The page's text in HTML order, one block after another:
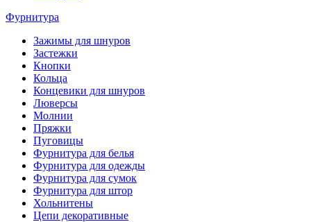
Фурнитура
Зажимы для шнуров
Застежки
Кнопки
Кольца
Концевики для шнуров
Люверсы
Молнии
Пряжки
Пуговицы
Фурнитура для белья
Фурнитура для одежды
Фурнитура для сумок
Фурнитура для штор
Хольнитены
Цепи декоративные